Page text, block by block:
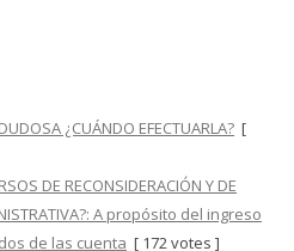
¿CUÁNDO EFECTUARLA? [
DE RECONSIDERACIÓN Y DE
A propósito del ingreso
de las cuenta [ 172 votes ]